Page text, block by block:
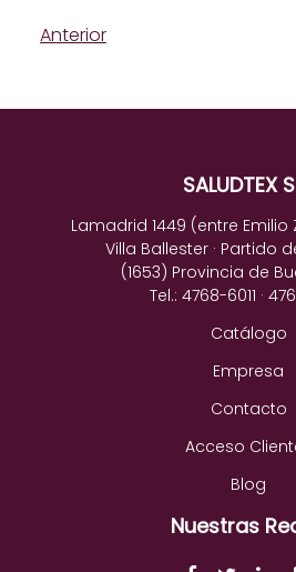
Anterior
SALUDTEX
Lamadrid 1449 (entre
Villa Ballester · Partido
(1653) Provincia de
Tel.: 4768-6011 ·
Catálogo
Empresa
Contacto
Acceso
Blog
Nuestras